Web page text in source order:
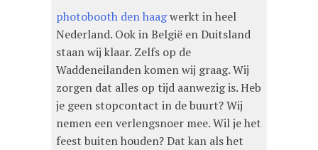
photobooth den haagwerkt in heel
Nederland. Ook in België en Duitsland
staan wij klaar. Zelfs op de
Waddeneilanden komen wij graag. Wij
zorgen dat alles op tijd aanwezig is. Heb
je geen stopcontact in de buurt? Wij
nemen een verlengsnoer mee. Wil je het
feest buiten houden? Dat kan als het